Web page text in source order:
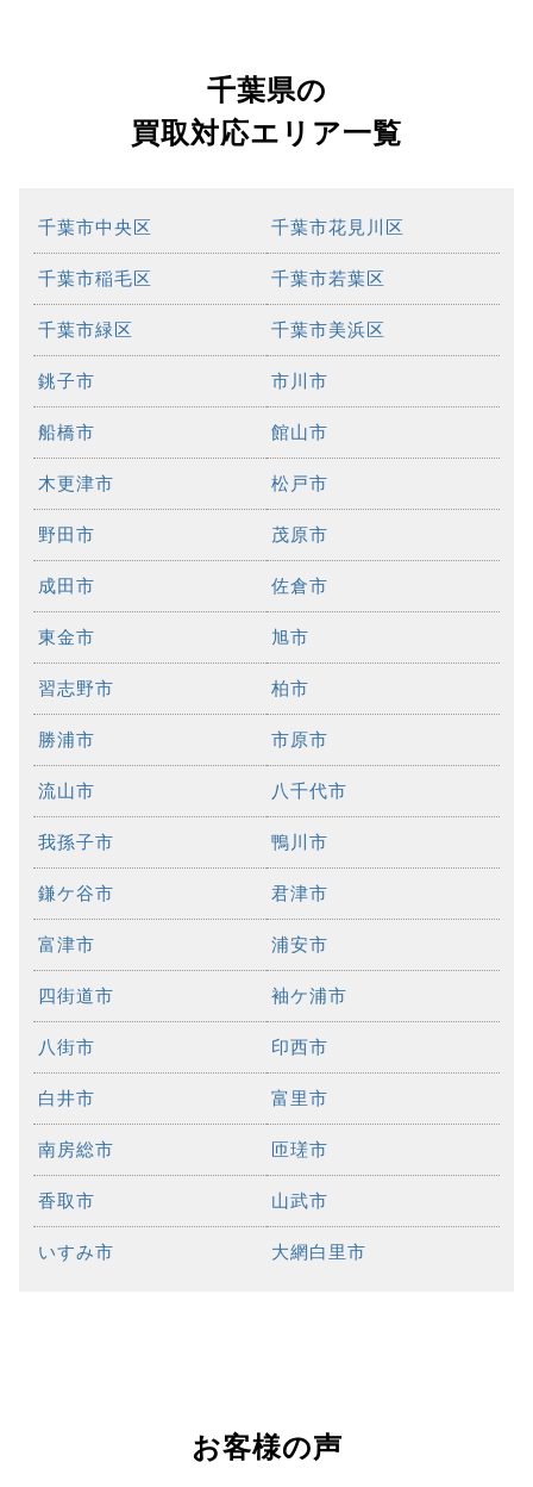
千葉県の
買取対応エリア一覧
千葉市中央区 千葉市花見川区
千葉市稲毛区 千葉市若葉区
千葉市緑区 千葉市美浜区
銚子市 市川市
船橋市 館山市
木更津市 松戸市
野田市 茂原市
成田市 佐倉市
東金市 旭市
習志野市 柏市
勝浦市 市原市
流山市 八千代市
我孫子市 鴨川市
鎌ケ谷市 君津市
富津市 浦安市
四街道市 袖ケ浦市
八街市 印西市
白井市 富里市
南房総市 匝瑳市
香取市 山武市
いすみ市 大網白里市
お客様の声